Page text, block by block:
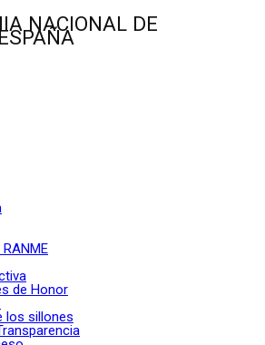
NACIONAL DE
de Honor
los sillones